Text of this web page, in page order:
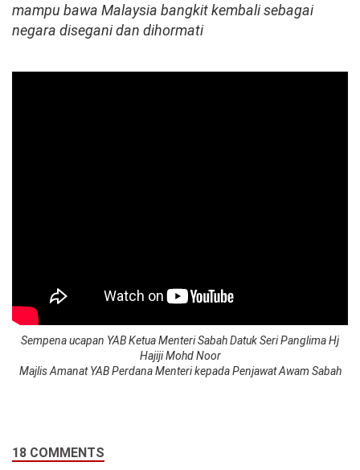
mampu bawa Malaysia bangkit kembali sebagai
negara disegani dan dihormati
Sempena ucapan YAB Ketua Menteri Sabah Datuk Seri Panglima Hj
Hajiji Mohd Noor
Majlis Amanat YAB Perdana Menteri kepada Penjawat Awam Sabah
18 COMMENTS